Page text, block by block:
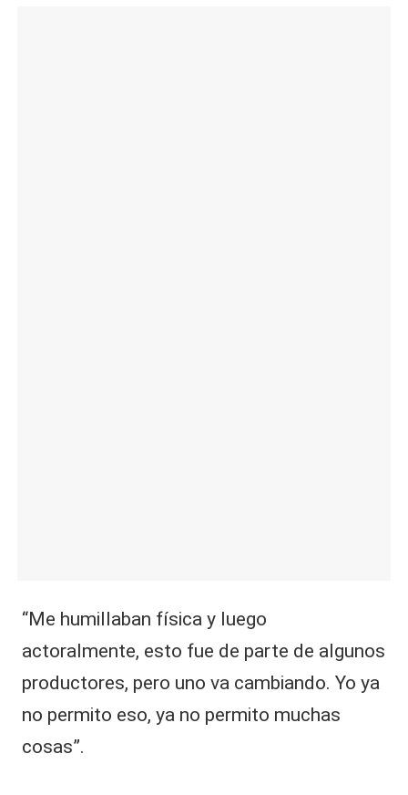
“Me humillaban física y luego
actoralmente, esto fue de parte de algunos
productores, pero uno va cambiando. Yo ya
no permito eso, ya no permito muchas
cosas”.